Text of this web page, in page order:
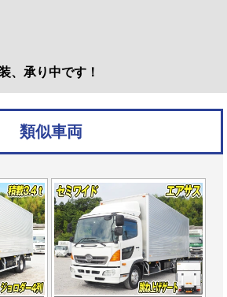
、承り中です！
類似車両